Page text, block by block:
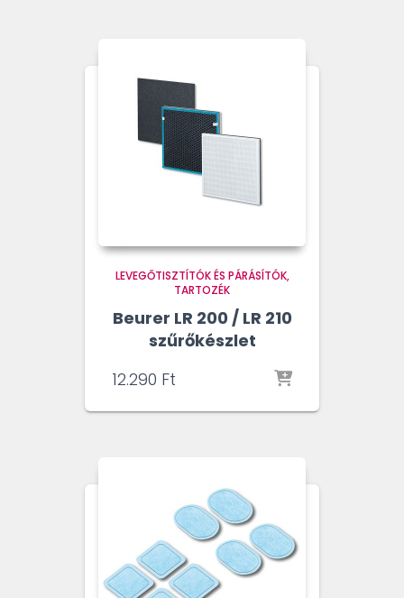
LEVEGŐTISZTÍTÓK ÉS PÁRÁSÍTÓK
TARTOZÉK
Beurer LR 200 / LR 210
szűrőkészlet
12.290 Ft